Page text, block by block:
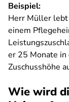
Beispiel:
Herr Müller
einem
er 25 Monate in
Zuschusshöhe
Wie wird